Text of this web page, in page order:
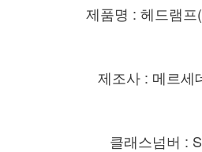
제품명 : 헤드램프
제조사 : 메르세
클래스넘버 :